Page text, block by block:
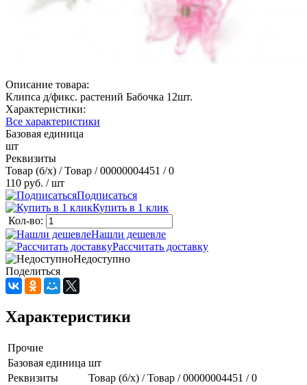
Описание товара:
Клипса д/фикс. растений Бабочка 12шт.
Характеристики:
Все характеристики
Базовая единица
шт
Реквизиты
Товар (б/х) / Товар / 00000004451 / 0
110 руб. / шт
Подписаться
Купить в 1 клик
Кол-во:
Нашли дешевле
Рассчитать доставку
Недоступно
Поделиться
Характеристики
Прочие
Базовая единица шт
Реквизиты
Товар (б/х) / Товар / 00000004451 / 0